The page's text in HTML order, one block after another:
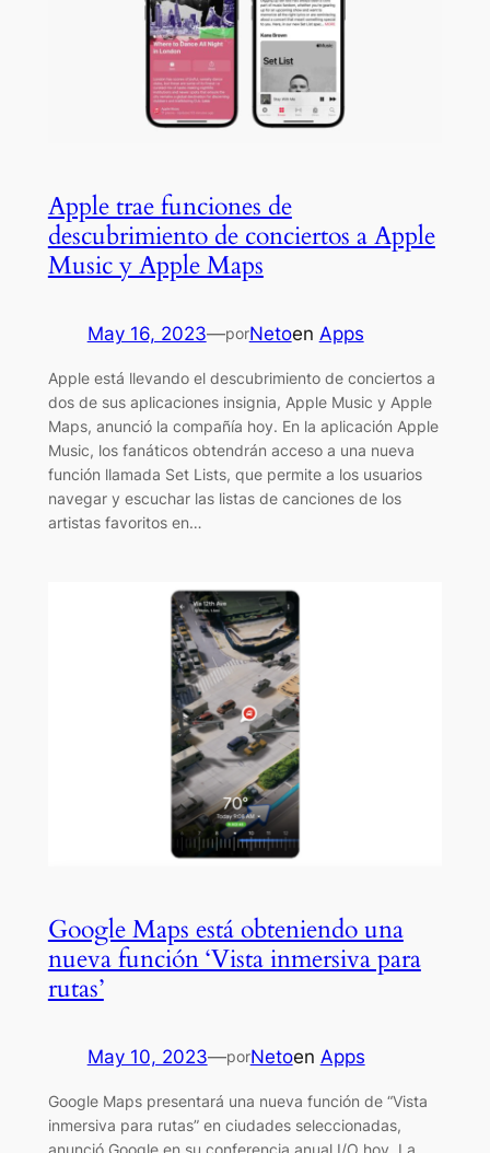
Apple trae funciones de
descubrimiento de conciertos a Apple
Music y Apple Maps
May 16, 2023—porNetoen Apps
Apple está llevando el descubrimiento de conciertos a
dos de sus aplicaciones insignia, Apple Music y Apple
Maps, anunció la compañía hoy. En la aplicación Apple
Music, los fanáticos obtendrán acceso a una nueva
función llamada Set Lists, que permite a los usuarios
navegar y escuchar las listas de canciones de los
artistas favoritos en…
Google Maps está obteniendo una
nueva función ‘Vista inmersiva para
rutas’
May 10, 2023—porNetoen Apps
Google Maps presentará una nueva función de “Vista
inmersiva para rutas” en ciudades seleccionadas,
anunció Google en su conferencia anual I/O hoy. La